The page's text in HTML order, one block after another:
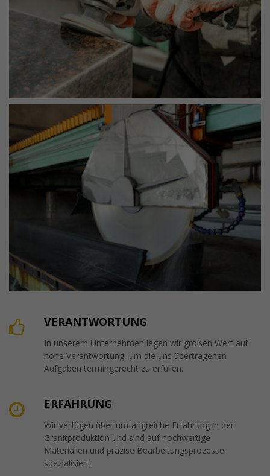
VERANTWORTUNG
In unserem Unternehmen legen wir großen Wert auf
hohe Verantwortung, um die uns übertragenen
Aufgaben termingerecht zu erfüllen.
ERFAHRUNG
Wir verfügen über umfangreiche Erfahrung in der
Granitproduktion und sind auf hochwertige
Materialien und präzise Bearbeitungsprozesse
spezialisiert.